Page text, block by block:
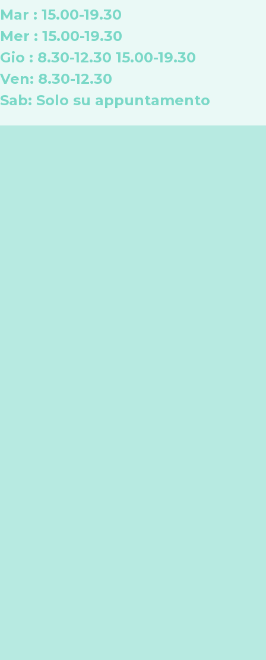
Mar : 15.00-19.30
Mer : 15.00-19.30
Gio : 8.30-12.30 15.00-19.30
Ven: 8.30-12.30
Sab: Solo su appuntamento